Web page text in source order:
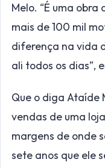
Melo. “É uma
mais de 100 mil
diferença na vida
ali todos os dias”,
Que o diga Ataíde
vendas de uma
margens de onde
sete anos que ele